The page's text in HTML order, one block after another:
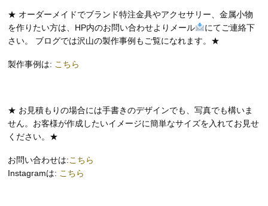
★ オーダーメイドでブランド特注金具やアクセサリー、金属小物
を作りたい方は、HP内のお問い合わせよりメール
にてご連絡下
さい。 ブログでは沢山の製作事例もご覧になれます。★
製作事例は: こちら
★ お見積もりの場合には手書きのデザインでも、写真でも構いま
せん。お客様が作成したいイメージに簡単なサイズを入れてお見せ
ください。★
お問い合わせは:こちら
Instagramは: こちら